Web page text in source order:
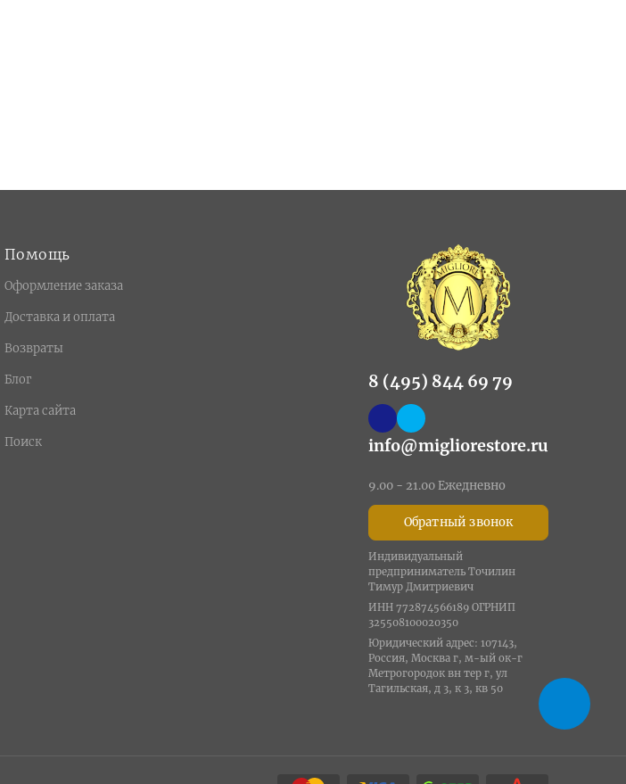
Помощь
Оформление заказа
Доставка и оплата
Возвраты
Блог
Карта сайта
Поиск
8 (495) 844 69 79
info@migliorestore.ru
9.00 - 21.00 Ежедневно
Обратный звонок
Индивидуальный
предприниматель Точилин
Тимур Дмитриевич
ИНН 772874566189 ОГРНИП
325508100020350
Юридический адрес: 107143,
Россия, Москва г, м-ый ок-г
Метрогородок вн тер г, ул
Тагильская, д 3, к 3, кв 50